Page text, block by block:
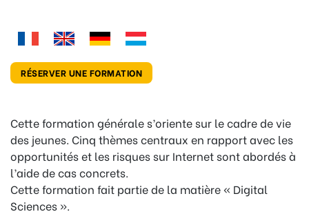
RÉSERVER UNE FORMATION
Cette formation générale s’oriente sur le cadre de vie
des jeunes. Cinq thèmes centraux en rapport avec les
opportunités et les risques sur Internet sont abordés à
l’aide de cas concrets.
Cette formation fait partie de la matière « Digital
Sciences ».